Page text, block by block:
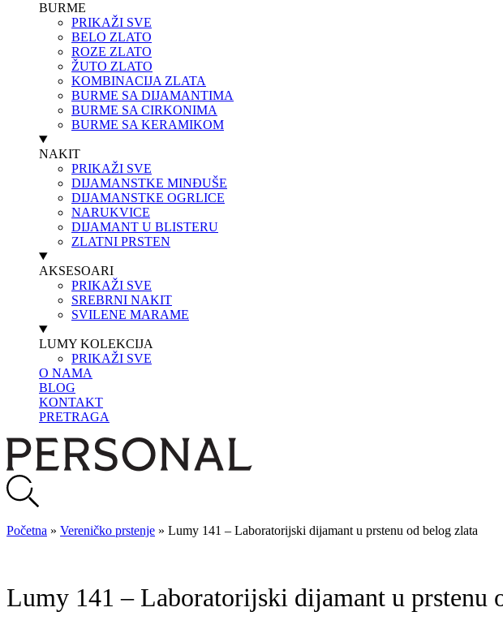
BURME
PRIKAŽI SVE
BELO ZLATO
ROZE ZLATO
ŽUTO ZLATO
KOMBINACIJA ZLATA
BURME SA DIJAMANTIMA
BURME SA CIRKONIMA
BURME SA KERAMIKOM
NAKIT
PRIKAŽI SVE
DIJAMANSTKE MINĐUŠE
DIJAMANSTKE OGRLICE
NARUKVICE
DIJAMANT U BLISTERU
ZLATNI PRSTEN
AKSESOARI
PRIKAŽI SVE
SREBRNI NAKIT
SVILENE MARAME
LUMY KOLEKCIJA
PRIKAŽI SVE
O NAMA
BLOG
KONTAKT
PRETRAGA
Početna » Vereničko prstenje » Lumy 141 – Laboratorijski dijamant u prstenu od belog zlata
Lumy 141 – Laboratorijski dijamant u prstenu